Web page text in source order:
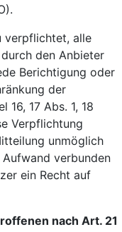
verpflichtet, alle
den Anbieter
Berichtigung oder
der
17 Abs. 1, 18
Verpflichtung
unmöglich
verbunden
ein Recht auf
nach Art. 21